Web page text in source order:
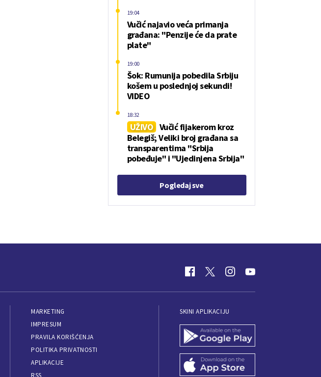
Vučić najavio veća primanja
građana: "Penzije će da prate
plate"
19:04
Šok: Rumunija pobedila Srbiju
košem u poslednjoj sekundi!
VIDEO
19:00
UŽIVO Vučić fijakerom kroz
Belegiš; Veliki broj građana sa
transparentima "Srbija
pobeđuje" i "Ujedinjena Srbija"
18:32
Pogledaj sve
MARKETING
IMPRESUM
PRAVILA KORIŠĆENJA
POLITIKA PRIVATNOSTI
APLIKACIJE
RSS
SKINI APLIKACIJU